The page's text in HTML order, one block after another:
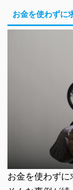
お金を使わずに
お金を使わずに